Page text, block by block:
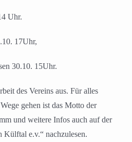
Uhr.
17Uhr,
30.10. 15Uhr.
des Vereins aus. Für alles
gehen ist das Motto der
und weitere Infos auch auf der
Külftal e.v.“ nachzulesen.